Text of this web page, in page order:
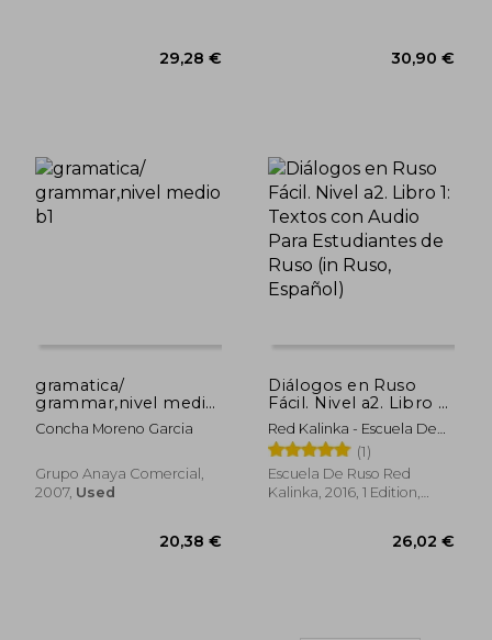
gramatica/
grammar,nivel medio
b1
Concha Moreno Garcia
Grupo Anaya Comercial,
2007, Used
Diálogos en Ruso
Fácil. Nivel a2. Libro 1:
Textos con Audio
Para Estudiantes de
Ruso (in Ruso,
Español)
Red Kalinka - Escuela De
Ruso
(1)
Escuela De Ruso Red
Kalinka, 2016, 1 Edition,